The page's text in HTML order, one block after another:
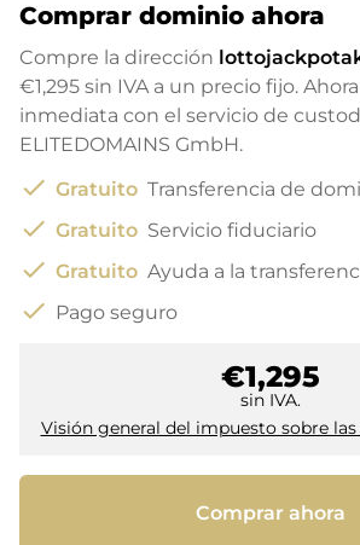
Comprar dominio ahora
Compre la dirección
€1,295 sin IVA a un precio fijo.
inmediata con el servicio de
ELITEDOMAINS GmbH.
check Gratuito Transferencia de
check Gratuito Servicio fiduciario
check Gratuito Ayuda a la
check Pago seguro
€1,295
sin IVA.
Visión general del impuesto sobre
Comprar ahora